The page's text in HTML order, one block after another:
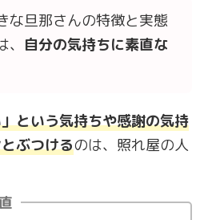
な旦那さんの特徴と実態
自分の気持ちに素直な
という気持ちや感謝の気持
ぶつけるのは、照れ屋の人